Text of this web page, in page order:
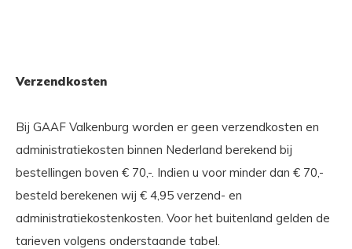
Verzendkosten
Bij GAAF Valkenburg worden er geen verzendkosten en
administratiekosten binnen Nederland berekend bij
bestellingen boven € 70,-. Indien u voor minder dan € 70,-
besteld berekenen wij € 4,95 verzend- en
administratiekostenkosten. Voor het buitenland gelden de
tarieven volgens onderstaande tabel.